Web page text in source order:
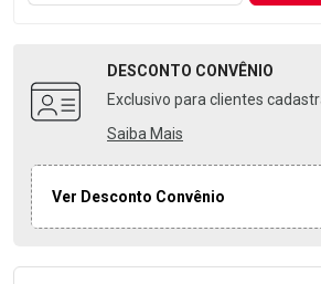
DESCONTO CONVÊNIO
Exclusivo para clientes
Saiba Mais
Ver Desconto Convênio